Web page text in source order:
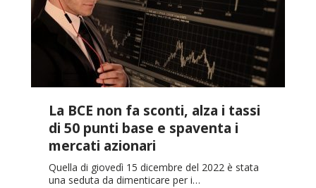
La BCE non fa sconti, alza i tassi
di 50 punti base e spaventa i
mercati azionari
Quella di giovedì 15 dicembre del 2022 è stata
una seduta da dimenticare per i…